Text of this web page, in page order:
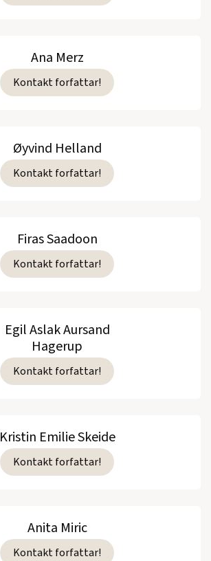
Ana Merz
Kontakt forfattar!
Øyvind Helland
Kontakt forfattar!
Firas Saadoon
Kontakt forfattar!
Egil Aslak Aursand
Hagerup
Kontakt forfattar!
Kristin Emilie Skeide
Kontakt forfattar!
Anita Miric
Kontakt forfattar!